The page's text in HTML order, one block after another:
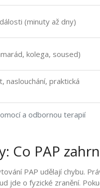
a odbornou terapií
(minuty až dny)
kolega, soused)
naslouchání, praktická
Co PAP
PAP udělají chybu.
jde o fyzické zranění.